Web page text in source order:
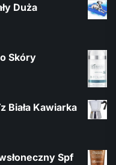
Duża
Skóry
Biała Kawiarka
Spf